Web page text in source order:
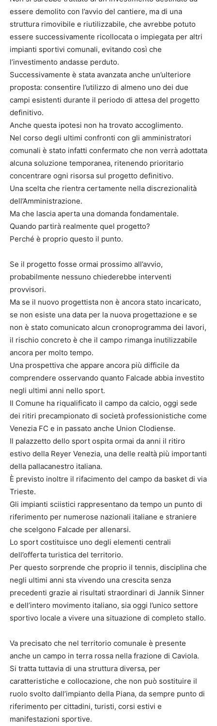
essere demolito con l’avvio del cantiere, ma di una
struttura rimovibile e riutilizzabile, che avrebbe potuto
essere successivamente ricollocata o impiegata per altri
impianti sportivi comunali, evitando così che
l’investimento andasse perduto.
Successivamente è stata avanzata anche un’ulteriore
proposta: consentire l’utilizzo di almeno uno dei due
campi esistenti durante il periodo di attesa del progetto
definitivo.
Anche questa ipotesi non ha trovato accoglimento.
Nel corso degli ultimi confronti con gli amministratori
comunali è stato infatti confermato che non verrà adottata
alcuna soluzione temporanea, ritenendo prioritario
concentrare ogni risorsa sul progetto definitivo.
Una scelta che rientra certamente nella discrezionalità
dell’Amministrazione.
Ma che lascia aperta una domanda fondamentale.
Quando partirà realmente quel progetto?
Perché è proprio questo il punto.
Se il progetto fosse ormai prossimo all’avvio,
probabilmente nessuno chiederebbe interventi
provvisori.
Ma se il nuovo progettista non è ancora stato incaricato,
se non esiste una data per la nuova progettazione e se
non è stato comunicato alcun cronoprogramma dei lavori,
il rischio concreto è che il campo rimanga inutilizzabile
ancora per molto tempo.
Una prospettiva che appare ancora più difficile da
comprendere osservando quanto Falcade abbia investito
negli ultimi anni nello sport.
Il Comune ha riqualificato il campo da calcio, oggi sede
dei ritiri precampionato di società professionistiche come
Venezia FC e in passato anche Union Clodiense.
Il palazzetto dello sport ospita ormai da anni il ritiro
estivo della Reyer Venezia, una delle realtà più importanti
della pallacanestro italiana.
È previsto inoltre il rifacimento del campo da basket di via
Trieste.
Gli impianti sciistici rappresentano da tempo un punto di
riferimento per numerose nazionali italiane e straniere
che scelgono Falcade per allenarsi.
Lo sport costituisce uno degli elementi centrali
dell’offerta turistica del territorio.
Per questo sorprende che proprio il tennis, disciplina che
negli ultimi anni sta vivendo una crescita senza
precedenti grazie ai risultati straordinari di Jannik Sinner
e dell’intero movimento italiano, sia oggi l’unico settore
sportivo locale a vivere una situazione di completo stallo.
Va precisato che nel territorio comunale è presente
anche un campo in terra rossa nella frazione di Caviola.
Si tratta tuttavia di una struttura diversa, per
caratteristiche e collocazione, che non può sostituire il
ruolo svolto dall’impianto della Piana, da sempre punto di
riferimento per cittadini, turisti, corsi estivi e
manifestazioni sportive.